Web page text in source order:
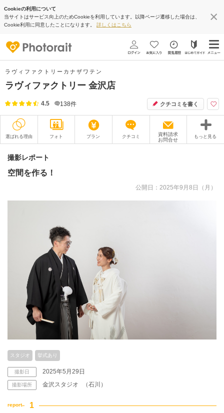
Cookieの利用について
当サイトはサービス向上のためCookieを利用しています。以降ページ遷移した場合は、
Cookie利用に同意したことになります。 詳しくはこちら
ラヴィファクトリーカナザワテン
ラヴィファクトリー 金沢店
4.5 138件 クチコミを書く
選ばれる理由 フォト プラン クチコミ
資料請求
お問合せ
もっと見る
撮影レポート
衣装
撮影レポート
空間を作る！
公開日：2025年9月8日（月）
スタジオ 挙式あり
撮影日 2025年5月29日
撮影場所 金沢スタジオ （石川）